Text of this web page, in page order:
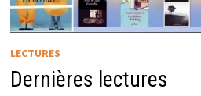
LECTURES
Dernières lectures